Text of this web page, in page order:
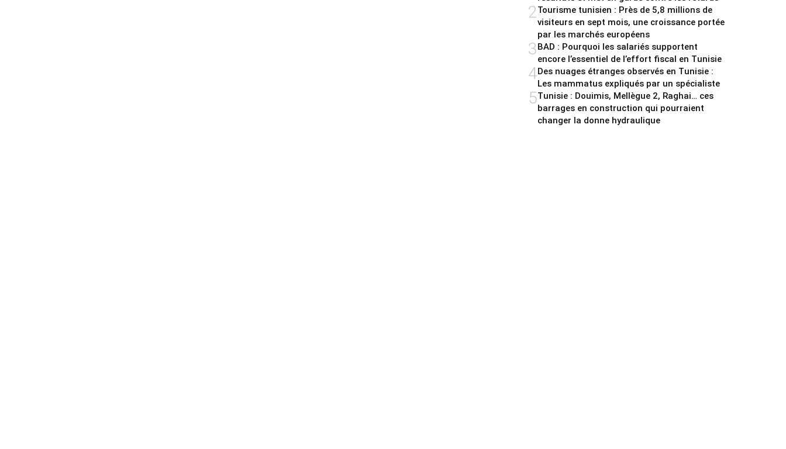
2Tourisme tunisien : Près de 5,8 millions de
visiteurs en sept mois, une croissance portée
par les marchés européens
3BAD : Pourquoi les salariés supportent
encore l’essentiel de l’effort fiscal en Tunisie
4Des nuages étranges observés en Tunisie :
Les mammatus expliqués par un spécialiste
5Tunisie : Douimis, Mellègue 2, Raghai… ces
barrages en construction qui pourraient
changer la donne hydraulique